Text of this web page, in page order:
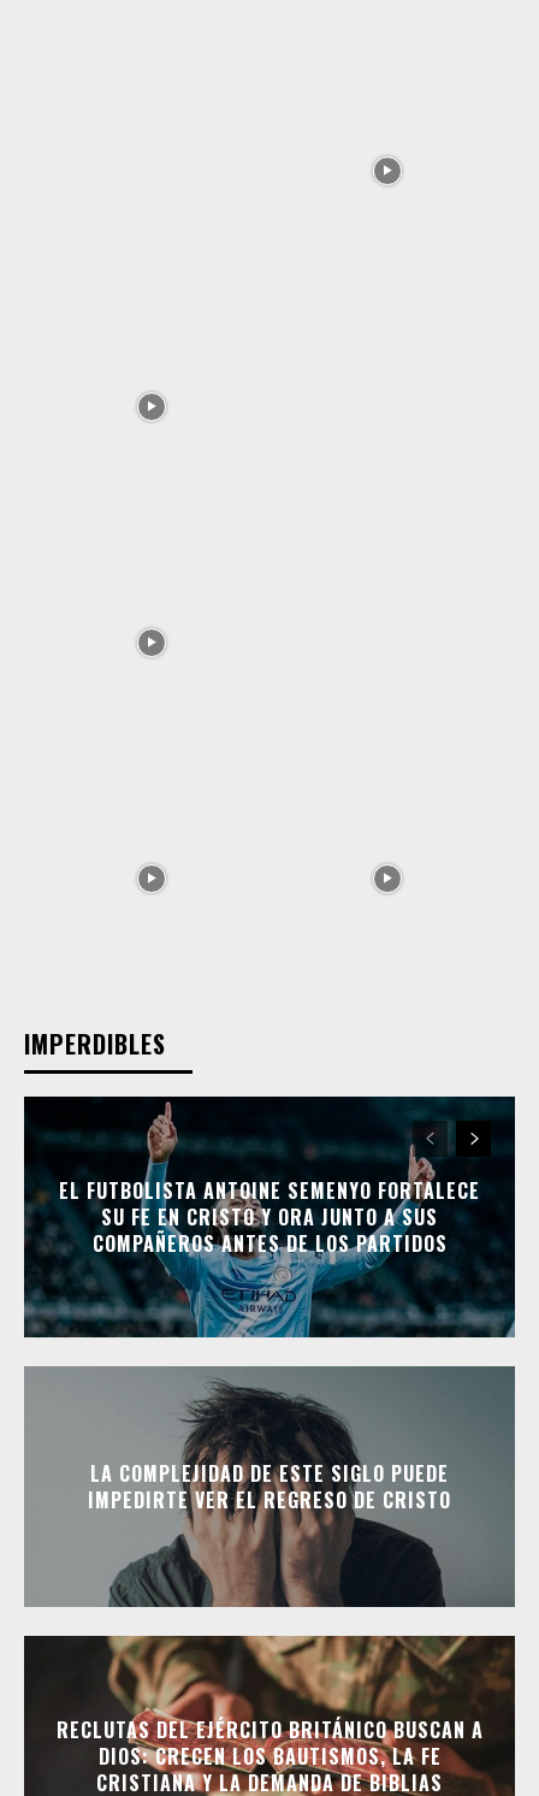
IMPERDIBLES
EL FUTBOLISTA ANTOINE SEMENYO FORTALECE
SU FE EN CRISTO Y ORA JUNTO A SUS
COMPAÑEROS ANTES DE LOS PARTIDOS
LA COMPLEJIDAD DE ESTE SIGLO PUEDE
IMPEDIRTE VER EL REGRESO DE CRISTO
RECLUTAS DEL EJÉRCITO BRITÁNICO BUSCAN A
DIOS: CRECEN LOS BAUTISMOS, LA FE
CRISTIANA Y LA DEMANDA DE BIBLIAS